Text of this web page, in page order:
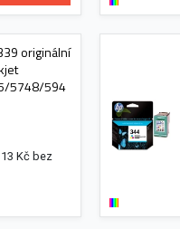
originální
5748/594
Kč bez